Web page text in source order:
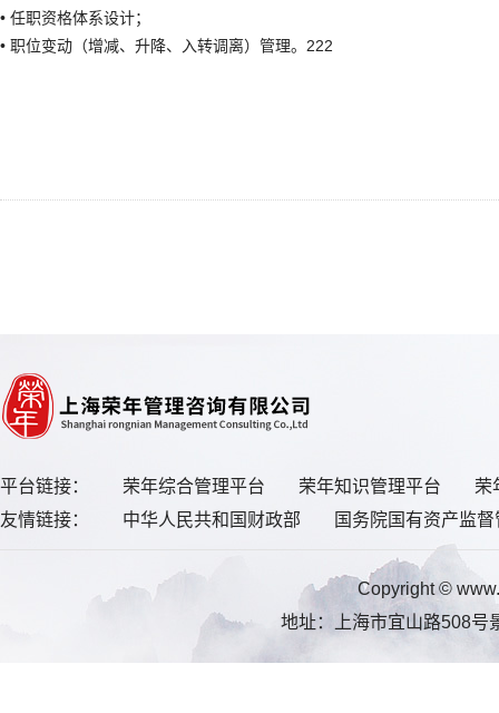
• 任职资格体系设计；
• 职位变动（增减、升降、入转调离）管理。222
平台链接： 荣年综合管理平台 荣年知识管理平台
荣
友情链接：
中华人民共和国财政部 国务院国有资产监
Copyright ©
地址：上海市宜山路508号